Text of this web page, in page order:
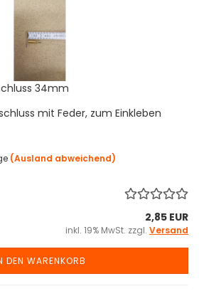
34mm
mit Feder, zum Einkleben
(Ausland abweichend)
2,85 EUR
inkl. 19% MwSt. zzgl. Versand
DEN WARENKORB